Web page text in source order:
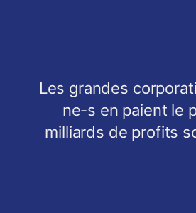
Les grandes
ne-s en paient le
milliards de profits